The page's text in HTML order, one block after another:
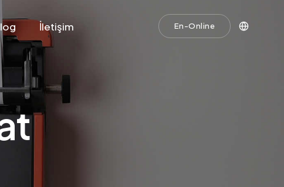
İletişim En-Online